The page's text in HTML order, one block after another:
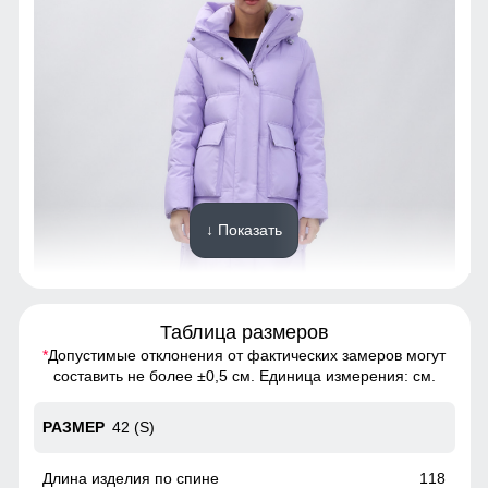
Созданная для долговечности, эта куртка из полиэстера
обеспечивает исключительную износостойкость.
первоначальный вид и качество на протяжении многих
годами.
↓ Показать
Таблица размеров
*Допустимые отклонения от фактических замеров могут
составить не более ±0,5 см. Единица измерения: см.
42 (S)
118